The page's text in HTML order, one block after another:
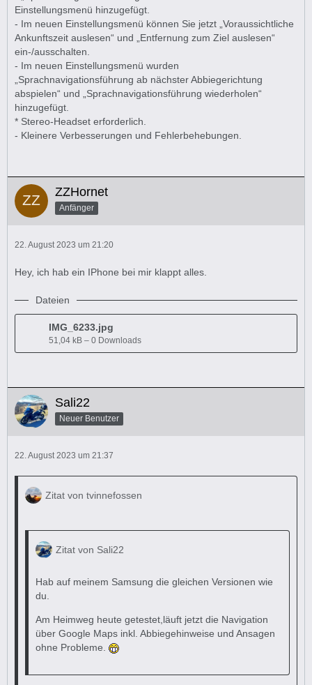
Einstellungsmenü hinzugefügt.
- Im neuen Einstellungsmenü können Sie jetzt „Voraussichtliche
Ankunftszeit auslesen“ und „Entfernung zum Ziel auslesen“
ein-/ausschalten.
- Im neuen Einstellungsmenü wurden
„Sprachnavigationsführung ab nächster Abbiegerichtung
abspielen“ und „Sprachnavigationsführung wiederholen“
hinzugefügt.
* Stereo-Headset erforderlich.
- Kleinere Verbesserungen und Fehlerbehebungen.
ZZHornet
Anfänger
22. August 2023 um 21:20
Hey, ich hab ein IPhone bei mir klappt alles.
Dateien
IMG_6233.jpg
51,04 kB – 0 Downloads
Sali22
Neuer Benutzer
22. August 2023 um 21:37
Zitat von tvinnefossen
Zitat von Sali22
Hab auf meinem Samsung die gleichen Versionen wie
du.
Am Heimweg heute getestet,läuft jetzt die Navigation
über Google Maps inkl. Abbiegehinweise und Ansagen
ohne Probleme.